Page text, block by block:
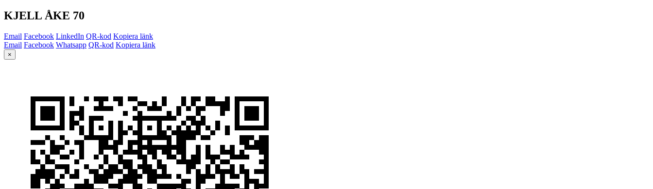
KJELL ÅKE 70
Email Facebook LinkedIn QR-kod Kopiera länk
Email Facebook Whatsapp QR-kod Kopiera länk
×